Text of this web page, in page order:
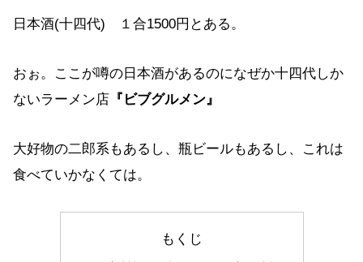
日本酒(十四代) １合1500円とある。
おぉ。ここが噂の日本酒があるのになぜか十四代しか
ないラーメン店 『ビブグルメン』
大好物の二郎系もあるし、瓶ビールもあるし、これは
食べていかなくては。
もくじ